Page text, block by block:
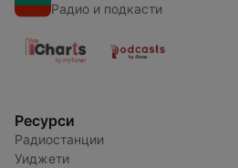
Радио и подкасти
Ресурси
Радиостанции
Уиджети